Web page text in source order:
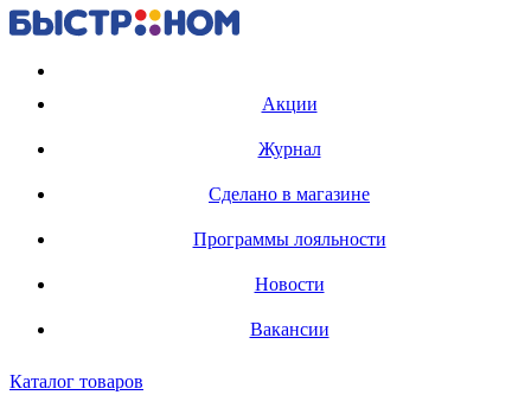
Акции
Журнал
Сделано в магазине
Программы лояльности
Новости
Вакансии
Каталог товаров